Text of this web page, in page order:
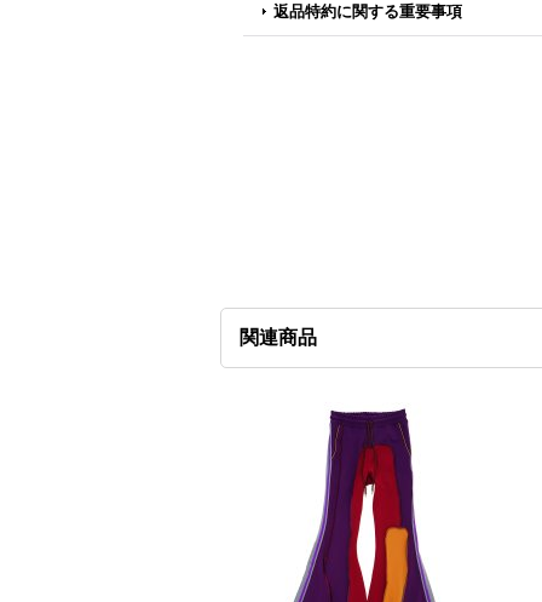
返品特約に関する重要事項
関連商品